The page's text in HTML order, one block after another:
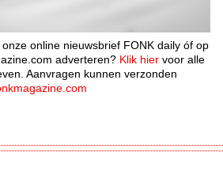
online nieuwsbrief FONK daily óf op
adverteren? Klik hier voor alle
Aanvragen kunnen verzonden